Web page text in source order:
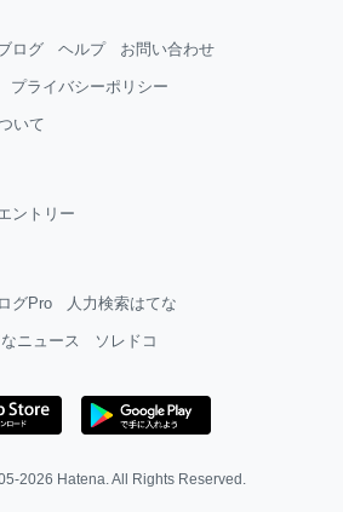
ログ ヘルプ お問い合わせ
プライバシーポリシー
いて
ントリー
グPro 人力検索はてな
ニュース ソレドコ
2026 Hatena. All Rights Reserved.